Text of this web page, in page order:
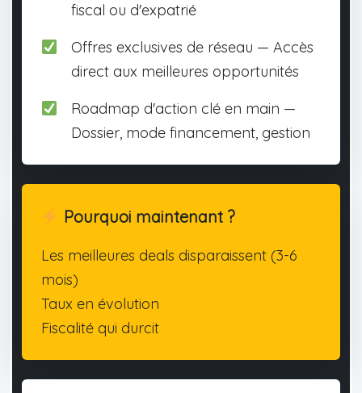
fiscal ou d'expatrié
Offres exclusives de réseau — Accès
direct aux meilleures opportunités
Roadmap d'action clé en main —
Dossier, mode financement, gestion
Pourquoi maintenant ?
Les meilleures deals disparaissent (3-6
mois)
Taux en évolution
Fiscalité qui durcit